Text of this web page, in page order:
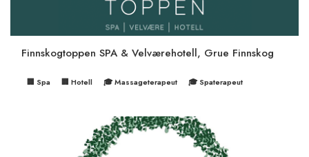
Finnskogtoppen SPA & Velværehotell, Grue Finnskog
🏢 Spa 🏢 Hotell 🎓 Massageterapeut 🎓 Spaterapeut